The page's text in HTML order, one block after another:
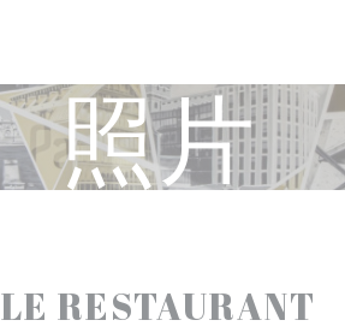
照片
LE RESTAURANT